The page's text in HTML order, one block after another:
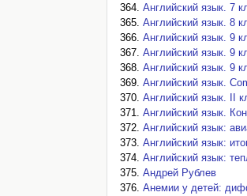
Английский язык. 7
Английский язык. 8
Английский язык. 9
Английский язык. 9
Английский язык. 9
Английский язык.
Английский язык. II
Английский язык.
Английский язык:
Английский язык:
Английский язык:
Андрей Рублев
Анемии у детей: